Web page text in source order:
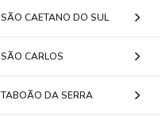
SÃO CAETANO DO SUL
SÃO CARLOS
TABOÃO DA SERRA